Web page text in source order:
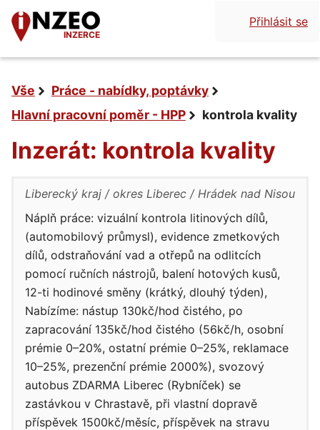
INZERCE
Přihlásit se
Vše
Práce - nabídky, poptávky
Hlavní pracovní poměr - HPP
kontrola kvality
Inzerát: kontrola kvality
Liberecký kraj okres Liberec
Hrádek nad Nisou
Náplň práce: vizuální kontrola litinových dílů,
(automobilový průmysl), evidence zmetkových
dílů, odstraňování vad a otřepů na odlitcích
pomocí ručních nástrojů, balení hotových kusů,
12-ti hodinové směny (krátký, dlouhý týden),
Nabízíme: nástup 130kč/hod čistého, po
zapracování 135kč/hod čistého (56kč/h, osobní
prémie 0–20%, ostatní prémie 0–25%, reklamace
10–25%, prezenční prémie 2000%), svozový
autobus ZDARMA Liberec (Rybníček) se
zastávkou v Chrastavě, při vlastní dopravě
příspěvek 1500kč/měsíc, příspěvek na stravu